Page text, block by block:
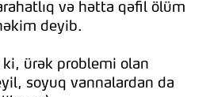
və hətta qəfil ölüm
deyib.
ürək problemi olan
soyuq vannalardan da